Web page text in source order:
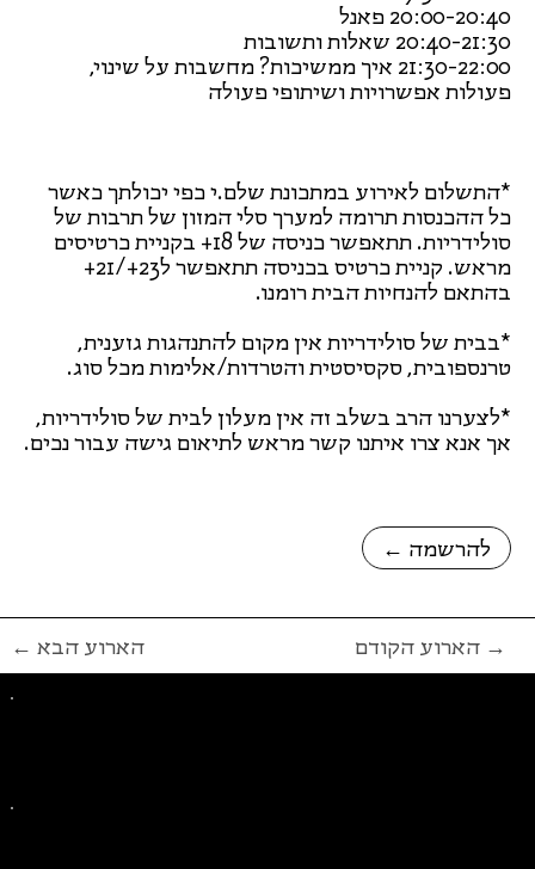
20:00-20:40 פאנל
20:40-21:30 שאלות ותשובות
21:30-22:00 איך ממשיכות? מחשבות על שינוי,
פעולות אפשרויות ושיתופי פעולה
*התשלום לאירוע במתכונת שלם.י כפי יכולתך כאשר
כל ההכנסות תרומה למערך סלי המזון של תרבות של
סולידריות. תתאפשר כניסה של 18+ בקניית כרטיסים
מראש. קניית כרטיס בכניסה תתאפשר ל23+/21+
בהתאם להנחיות הבית רומנו.
*בבית של סולידריות אין מקום להתנהגות גזענית,
טרנספובית, סקסיסטית והטרדות/אלימות מכל סוג.
*לצערנו הרב בשלב זה אין מעלון לבית של סולידריות,
אך אנא צרו איתנו קשר מראש לתיאום גישה עבור נכים.
← להרשמה
← הארוע הבא הארוע הקודם →